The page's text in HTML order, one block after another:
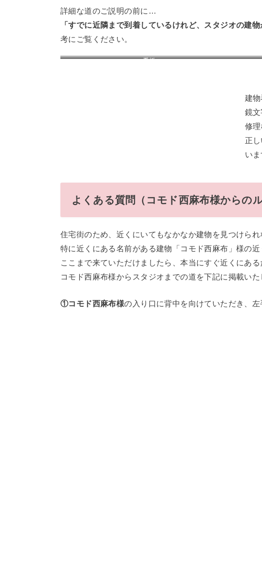
詳細な道のご説明の前に…
「すでに近隣まで到着しているけれど、スタジオの建物
考にご覧ください。
看板
建物
鏡
修
正
いま
よくある質問（コモド西麻布様からのル
住宅街のため、近くにいてもなかなか建物を見つけられ
特に近くにある名前がある建物「コモド西麻布」様の近
ここまで来ていただけましたら、本当にすぐ近くにある
コモド西麻布様からスタジオまでの道を下記に掲載いた
①コモド西麻布様の入り口に背中を向けていただき、左